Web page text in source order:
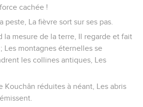
cachée !
peste, La fièvre sort sur ses pas.
la mesure de la terre, Il regarde et fait
Les montagnes éternelles se
les collines antiques, Les
Kouchân réduites à néant, Les abris